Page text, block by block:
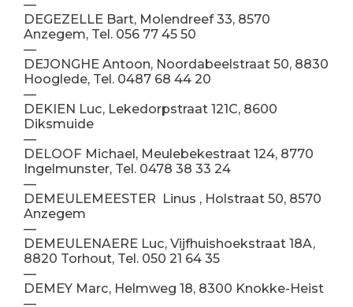
—
DEGEZELLE Bart, Molendreef 33, 8570
Anzegem, Tel. 056 77 45 50
—
DEJONGHE Antoon, Noordabeelstraat 50, 8830
Hooglede, Tel. 0487 68 44 20
—
DEKIEN Luc, Lekedorpstraat 121C, 8600
Diksmuide
—
DELOOF Michael, Meulebekestraat 124, 8770
Ingelmunster, Tel. 0478 38 33 24
—
DEMEULEMEESTER Linus , Holstraat 50, 8570
Anzegem
—
DEMEULENAERE Luc, Vijfhuishoekstraat 18A,
8820 Torhout, Tel. 050 21 64 35
—
DEMEY Marc, Helmweg 18, 8300 Knokke-Heist
—